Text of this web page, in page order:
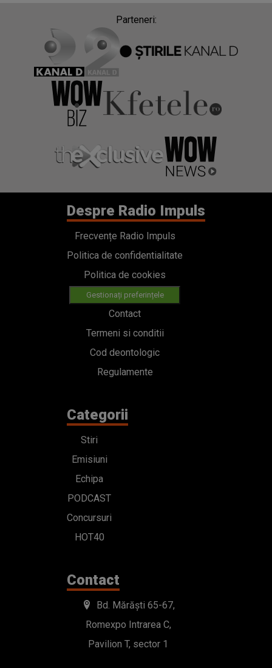
Parteneri:
Despre Radio Impuls
Frecvențe Radio Impuls
Politica de confidentialitate
Politica de cookies
Gestionați preferințele
Contact
Termeni si conditii
Cod deontologic
Regulamente
Categorii
Stiri
Emisiuni
Echipa
PODCAST
Concursuri
HOT40
Contact
Bd. Mărăști 65-67,
Romexpo Intrarea C,
Pavilion T, sector 1